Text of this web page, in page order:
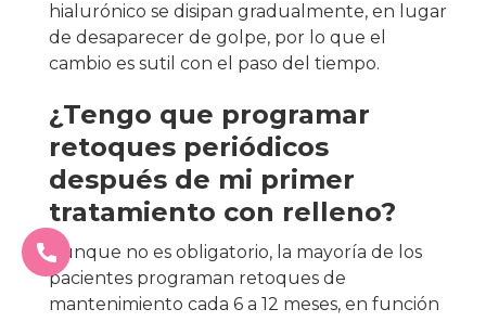
hialurónico se disipan gradualmente, en lugar
de desaparecer de golpe, por lo que el
cambio es sutil con el paso del tiempo.
¿Tengo que programar
retoques periódicos
después de mi primer
tratamiento con relleno?
Aunque no es obligatorio, la mayoría de los
pacientes programan retoques de
mantenimiento cada 6 a 12 meses, en función